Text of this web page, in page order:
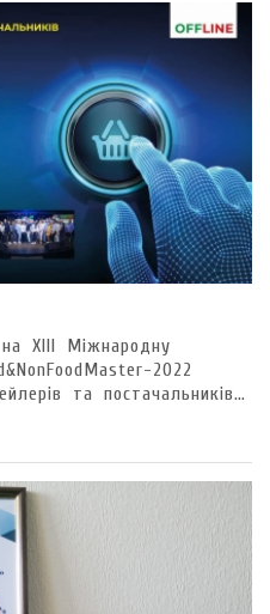
XIII Міжнародну
2022
та постачальників…